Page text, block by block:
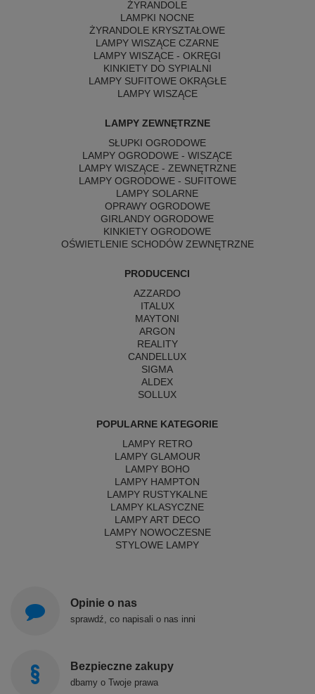
ŻYRANDOLE
LAMPKI NOCNE
ŻYRANDOLE KRYSZTAŁOWE
LAMPY WISZĄCE CZARNE
LAMPY WISZĄCE - OKRĘGI
KINKIETY DO SYPIALNI
LAMPY SUFITOWE OKRĄGŁE
LAMPY WISZĄCE
LAMPY ZEWNĘTRZNE
SŁUPKI OGRODOWE
LAMPY OGRODOWE - WISZĄCE
LAMPY WISZĄCE - ZEWNĘTRZNE
LAMPY OGRODOWE - SUFITOWE
LAMPY SOLARNE
OPRAWY OGRODOWE
GIRLANDY OGRODOWE
KINKIETY OGRODOWE
OŚWIETLENIE SCHODÓW ZEWNĘTRZNE
PRODUCENCI
AZZARDO
ITALUX
MAYTONI
ARGON
REALITY
CANDELLUX
SIGMA
ALDEX
SOLLUX
POPULARNE KATEGORIE
LAMPY RETRO
LAMPY GLAMOUR
LAMPY BOHO
LAMPY HAMPTON
LAMPY RUSTYKALNE
LAMPY KLASYCZNE
LAMPY ART DECO
LAMPY NOWOCZESNE
STYLOWE LAMPY
Opinie o nas
sprawdź, co napisali o nas inni
Bezpieczne zakupy
dbamy o Twoje prawa